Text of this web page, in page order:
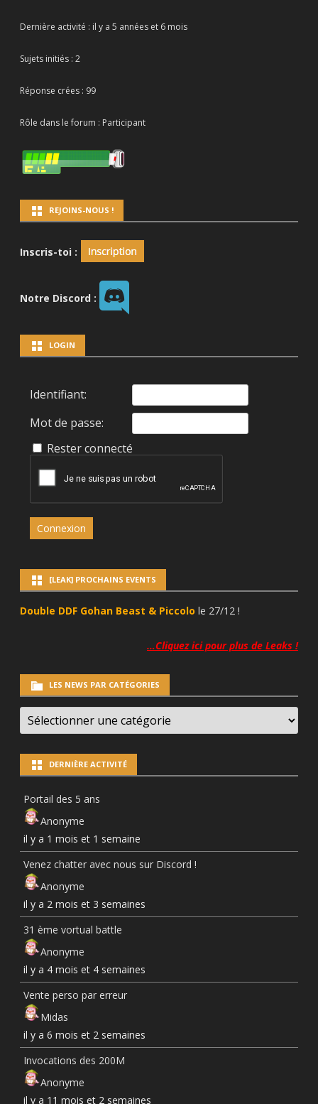
Dernière activité : il y a 5 années et 6 mois
Sujets initiés : 2
Réponse crées : 99
Rôle dans le forum : Participant
REJOINS-NOUS !
Inscris-toi :
Notre Discord :
LOGIN
Identifiant:
Mot de passe:
Rester connecté
Connexion
[LEAK] PROCHAINS EVENTS
Double DDF Gohan Beast & Piccolo le 27/12 !
…Cliquez ici pour plus de Leaks !
LES NEWS PAR CATÉGORIES
LES
NEWS
PAR
DERNIÈRE ACTIVITÉ
Portail des 5 ans
Anonyme
il y a 1 mois et 1 semaine
Venez chatter avec nous sur Discord !
Anonyme
il y a 2 mois et 3 semaines
31 ème vortual battle
Anonyme
il y a 4 mois et 4 semaines
Vente perso par erreur
Midas
il y a 6 mois et 2 semaines
Invocations des 200M
Anonyme
il y a 11 mois et 2 semaines